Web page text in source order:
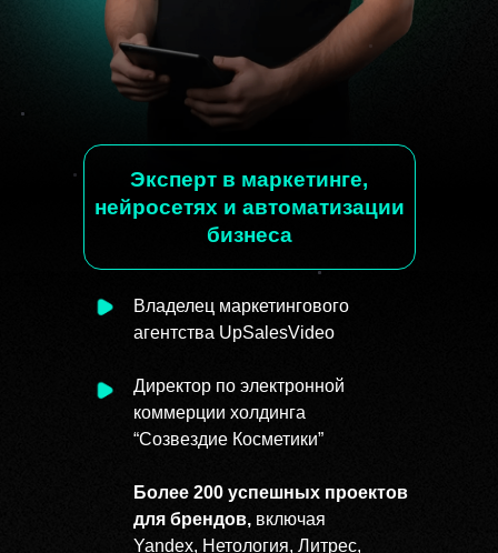
Владелец маркетингового
агентства UpSalesVideo
Директор по электронной
коммерции холдинга
“Созвездие Косметики”
Более 200 успешных проектов
для брендов, включая
Yandex, Нетология, Литрес,
Эксперт в маркетинге,
нейросетях и автоматизации
бизнеса